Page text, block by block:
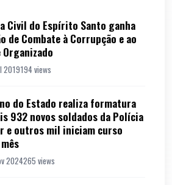
Civil do Espírito Santo ganha
de Combate à Corrupção e ao
2019194 views
do Estado realiza formatura
932 novos soldados da Polícia
e outros mil iniciam curso
2024265 views